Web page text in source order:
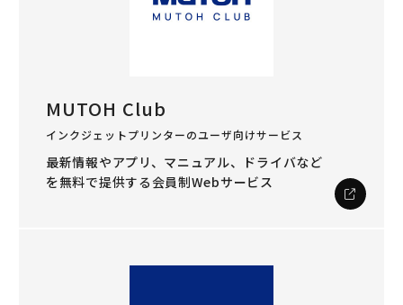
MUTOH Club
インクジェットプリンターのユーザ向けサービス
最新情報やアプリ、マニュアル、ドライバなど
を無料で提供する会員制Webサービス